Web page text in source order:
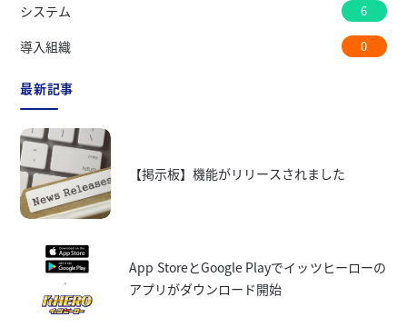
システム 6
導入組織 0
最新記事
【掲示板】機能がリリースされました
App StoreとGoogle Playでイッツヒーローの
アプリがダウンロード開始